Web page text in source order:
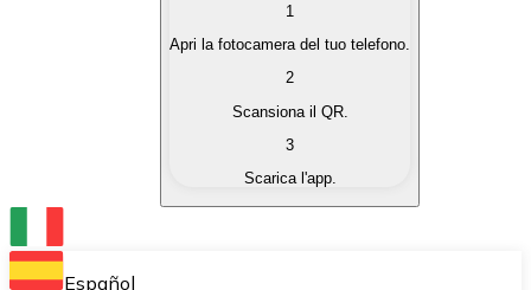
Acquista le criptovalute che ti interessano in modo
Converti le tue criptovalute in valuta fiat quando ne
Scambia una criptovaluta con un'altra
Conserva le tue cripto in un Wallet self-custodial.
1
Apri la fotocamera del tuo telefono.
2
Scansiona il QR.
3
Scarica l'app.
Español